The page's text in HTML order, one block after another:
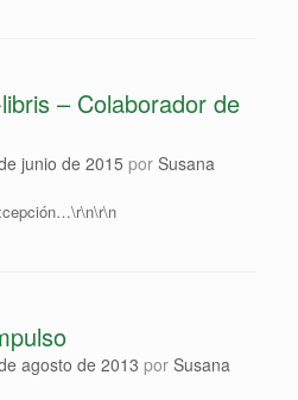
– Colaborador de
junio de 2015 por Susana
agosto de 2013 por Susana